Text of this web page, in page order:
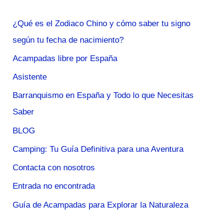
¿Qué es el Zodiaco Chino y cómo saber tu signo
según tu fecha de nacimiento?
Acampadas libre por España
Asistente
Barranquismo en España y Todo lo que Necesitas
Saber
BLOG
Camping: Tu Guía Definitiva para una Aventura
Contacta con nosotros
Entrada no encontrada
Guía de Acampadas para Explorar la Naturaleza